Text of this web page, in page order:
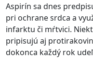
Aspirín sa dnes
pri ochrane srdca a
infarktu či mŕtvici.
pripisujú aj
dokonca každý rok